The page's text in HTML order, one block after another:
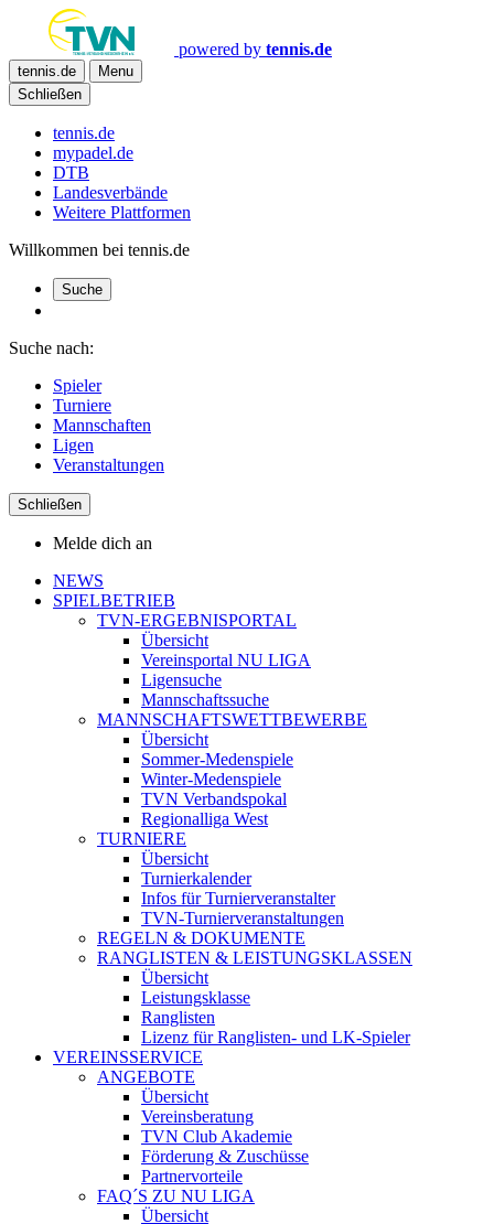
powered by tennis.de
tennis.de
Menu
Schließen
tennis.de
mypadel.de
DTB
Landesverbände
Weitere Plattformen
Willkommen bei tennis.de
Suche
Suche nach:
Spieler
Turniere
Mannschaften
Ligen
Veranstaltungen
Schließen
Melde dich an
NEWS
SPIELBETRIEB
TVN-ERGEBNISPORTAL
Übersicht
Vereinsportal NU LIGA
Ligensuche
Mannschaftssuche
MANNSCHAFTSWETTBEWERBE
Übersicht
Sommer-Medenspiele
Winter-Medenspiele
TVN Verbandspokal
Regionalliga West
TURNIERE
Übersicht
Turnierkalender
Infos für Turnierveranstalter
TVN-Turnierveranstaltungen
REGELN & DOKUMENTE
RANGLISTEN & LEISTUNGSKLASSEN
Übersicht
Leistungsklasse
Ranglisten
Lizenz für Ranglisten- und LK-Spieler
VEREINSSERVICE
ANGEBOTE
Übersicht
Vereinsberatung
TVN Club Akademie
Förderung & Zuschüsse
Partnervorteile
FAQ´S ZU NU LIGA
Übersicht